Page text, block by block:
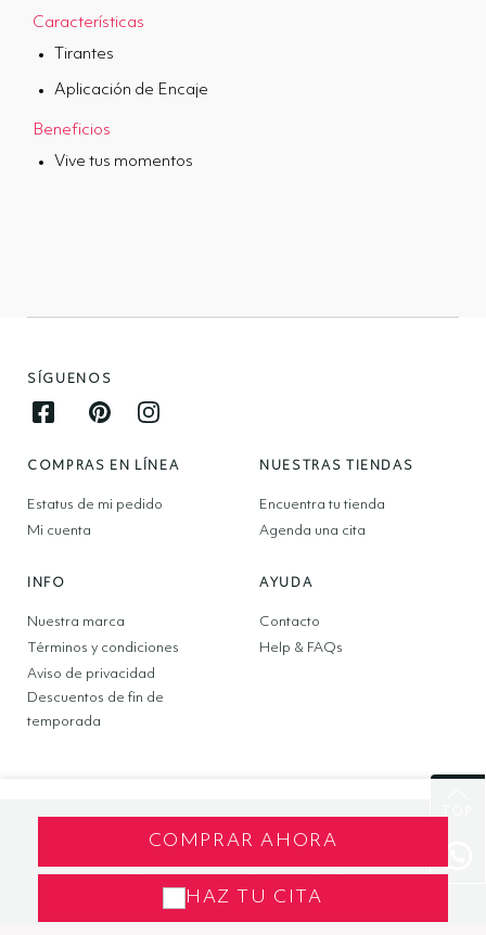
COMPRAR AHORA
HAZ TU CITA
Características
Tirantes
Aplicación de Encaje
Beneficios
Vive tus momentos
SÍGUENOS
Facebook opens in new window
Pinterest opens in new window
Instagram opens in new window
COMPRAS EN LÍNEA
Estatus de mi pedido
Mi cuenta
NUESTRAS TIENDAS
Encuentra tu tienda
Agenda una cita
INFO
Nuestra marca
Términos y condiciones
Aviso de privacidad
Descuentos de fin de
temporada
AYUDA
Contacto
Help & FAQs
Copyright © 2025 LBR NOVIAS S.A. de C.V. Todos los
C.P. 53500